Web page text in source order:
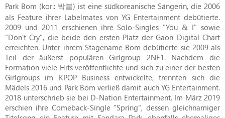
Park Bom (kor.: 박봄) ist eine südkoreanische Sängerin, die 2006
als Feature ihrer Labelmates von YG Entertainment debütierte.
2009 und 2011 erschienen ihre Solo-Singles "You & I" sowie
"Don't Cry", die beide den ersten Platz der Gaon Digital Chart
erreichten. Unter ihrem Stagename Bom debütierte sie 2009 als
Teil der äußerst populären Girlgroup 2NE1. Nachdem die
Formation viele Hits veröffentlichte und sich zu einer der besten
Girlgroups im KPOP Business entwickelte, trennten sich die
Mädels 2016 und Park Bom verließ damit auch YG Entertainment.
2018 unterschrieb sie bei D-Nation Entertainment. Im März 2019
erschien ihre Comeback-Single "Spring", dessen gleichnamiger